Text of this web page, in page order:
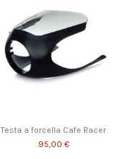
Testa a forcella Cafe Racer
95,00 €